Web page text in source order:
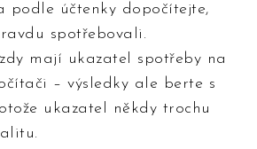
podle účtenky dopočítejte,
spotřebovali.
mají ukazatel spotřeby na
– výsledky ale berte s
ukazatel někdy trochu